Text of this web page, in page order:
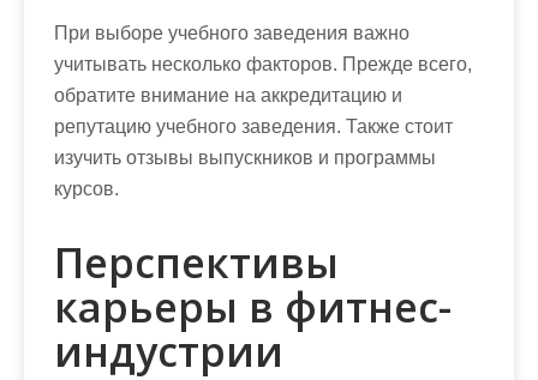
При выборе учебного заведения важно
учитывать несколько факторов. Прежде всего,
обратите внимание на аккредитацию и
репутацию учебного заведения. Также стоит
изучить отзывы выпускников и программы
курсов.
Перспективы
карьеры в фитнес-
индустрии